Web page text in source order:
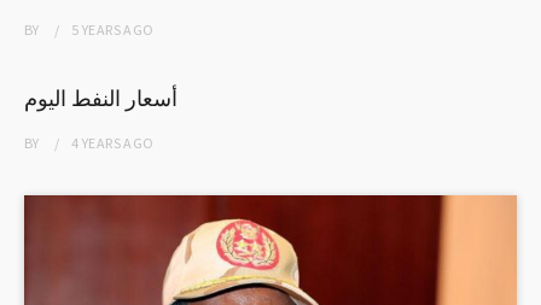
BY 5 YEARSAGO
أسعار النفط اليوم
BY 4 YEARSAGO